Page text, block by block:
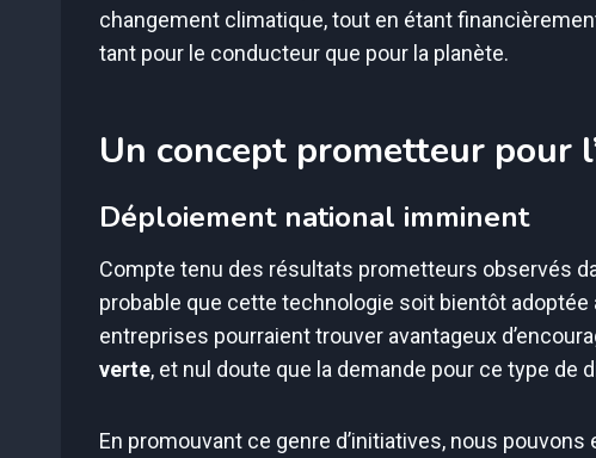
changement climatique, tout en étant
tant pour le conducteur que pour la planète.
Un concept prometteur pour
Déploiement national imminent
Compte tenu des résultats prometteurs observés
probable que cette technologie soit bientôt adoptée
entreprises pourraient trouver avantageux
verte, et nul doute que la demande pour ce type
En promouvant ce genre d’initiatives, nous